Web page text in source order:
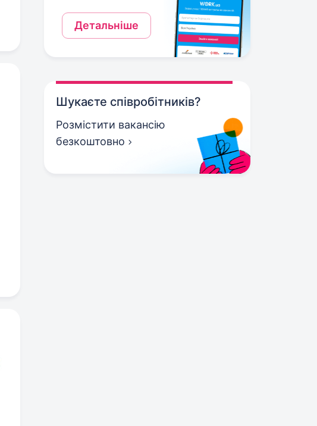
Детальніше
Шукаєте співробітників?
Розмістити вакансію
безкоштовно